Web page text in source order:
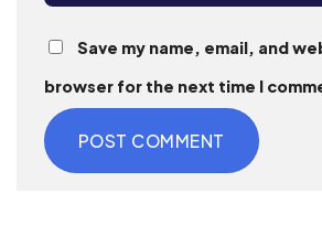
Save my name, email, and
browser for the next time I